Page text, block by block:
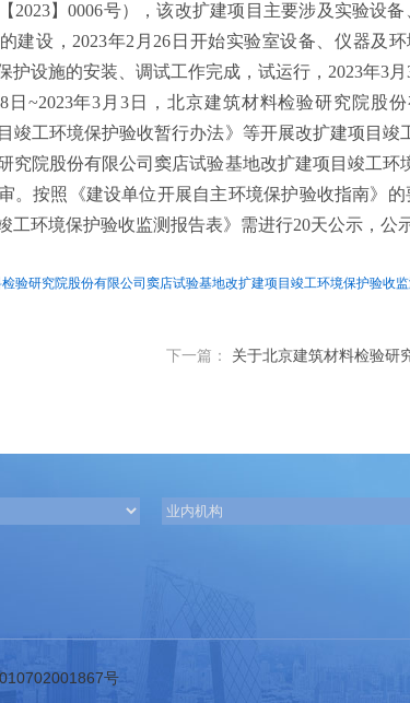
2023】0006号），该改扩建项目主要涉及实验设
建设， 2023年2 月 26 日开始实验室设备、仪器及
护设施的安装、调试工作完成，试运行， 2023年3月
日 ~2023年3 月3 日， 北京建筑材料检验研究院 股份
竣工环境保护验收暂行办法》等开展改扩建项目竣
究院股份有限公司窦店试验基地改扩建项目竣工环
。按照
《建设单位开展自主环境保护验收指南》 的
工环境保护验收监测报告表》需进行20天公示，公
验研究院股份有限公司窦店试验基地改扩建项目竣工环境保护验收
下一篇： 关于北京建筑材料检验研
号